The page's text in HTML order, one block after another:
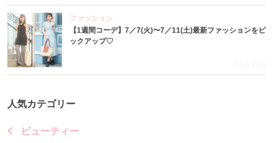
ファッション
【1週間コーデ】7／7(火)〜7／11(土)最新ファッションをピ
ックアップ♡
2026.7.15
人気カテゴリー
ビューティー